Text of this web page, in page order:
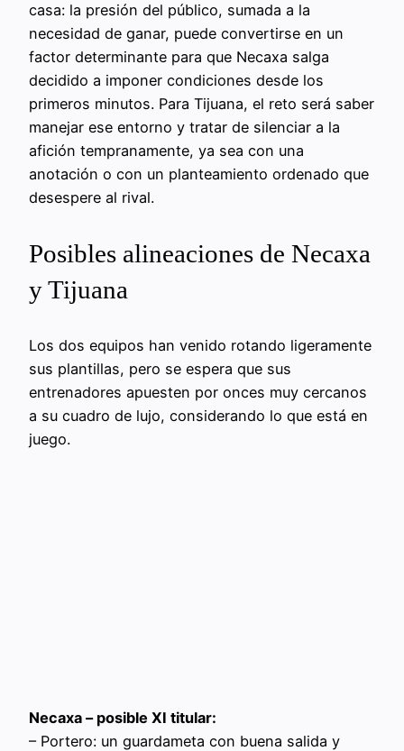
casa: la presión del público, sumada a la
necesidad de ganar, puede convertirse en un
factor determinante para que Necaxa salga
decidido a imponer condiciones desde los
primeros minutos. Para Tijuana, el reto será saber
manejar ese entorno y tratar de silenciar a la
afición tempranamente, ya sea con una
anotación o con un planteamiento ordenado que
desespere al rival.
Posibles alineaciones de Necaxa
y Tijuana
Los dos equipos han venido rotando ligeramente
sus plantillas, pero se espera que sus
entrenadores apuesten por onces muy cercanos
a su cuadro de lujo, considerando lo que está en
juego.
Necaxa – posible XI titular:
– Portero: un guardameta con buena salida y